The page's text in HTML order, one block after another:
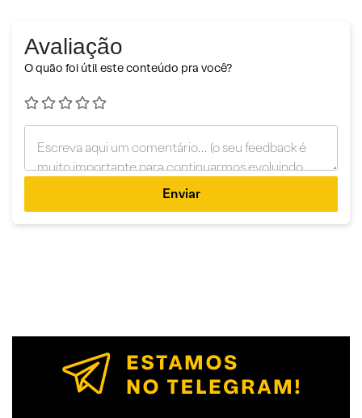
Avaliação
O quão foi útil este conteúdo pra você?
Enviar